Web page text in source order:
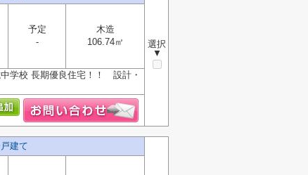
選択
▼
予定
-
木造
106.74㎡
学校 長期優良住宅！！ 設計・
建て